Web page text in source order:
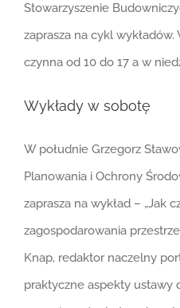
Stowarzyszenie
zaprasza na cykl
czynna od 10 do 17 a w
Wykłady w sobotę
W południe Grzegorz
Planowania i Ochrony
zaprasza na wykład – „Jak
zagospodarowania
Knap, redaktor naczelny
praktyczne aspekty ustawy